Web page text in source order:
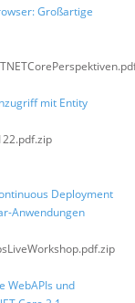
Großartige
mit Entity
Deployment
Anwendungen
WebAPIs und